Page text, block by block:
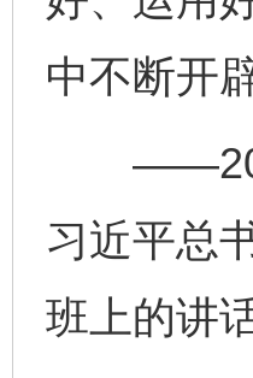
中不断开
——2022
习近平总
班上的讲